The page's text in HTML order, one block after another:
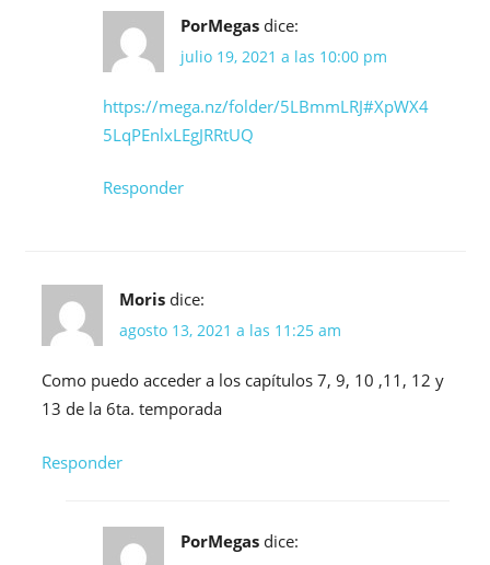
PorMegas dice:
julio 19, 2021 a las 10:00 pm
https://mega.nz/folder/5LBmmLRJ#XpWX4
5LqPEnlxLEgJRRtUQ
Responder
Moris dice:
agosto 13, 2021 a las 11:25 am
Como puedo acceder a los capítulos 7, 9, 10 ,11, 12 y
13 de la 6ta. temporada
Responder
PorMegas dice: